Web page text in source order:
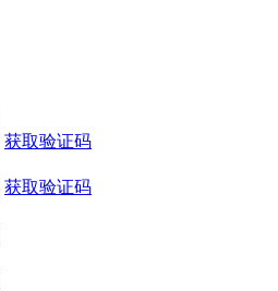
获取验证码
获取验证码